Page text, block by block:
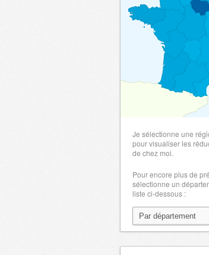
Je sélectionne une
pour visualiser les
de chez moi.
Pour encore plus de
sélectionne un
liste ci-dessous :